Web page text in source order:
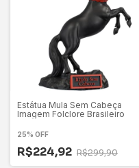
Estátua Mula Sem Cabeça
Imagem Folclore Brasileiro
25% OFF
R$224,92 R$299,90